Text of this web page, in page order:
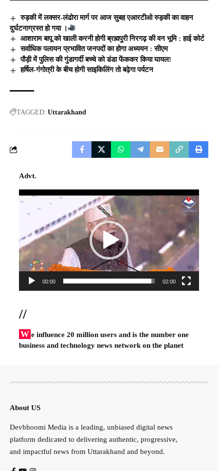
रुड़की में लक्सर-लंढोरा मार्ग पर आज सुबह एआरटीओ रुड़की का वाहन
दुर्घटनाग्रस्त हो गया ।
आशाराम बापू को खाली करनी होगी ब्रह्मपुरी निरगढ़ की वन भूमि : हाई कोर्ट
सर्वाधिक पलायन प्रभावित जनपदों का होगा अध्ययन : सीएम
पौड़ी में पुलिस की गुंडागर्दी बच्चे को डंडा फेंककर किया घायल!
हर्षिल-गंगोत्री के बीच होगी साइकिलिंग तो बढ़ेगा पर्यटन
TAGGED: Uttarakhand
Advt.
Video
00:00 02:00
//
W e influence 20 million users and is the number one
business and technology news network on the planet
About US
Devbhoomi Media is a leading, unbiased digital news
platform dedicated to delivering authentic, progressive,
and impactful news from Uttarakhand and beyond.